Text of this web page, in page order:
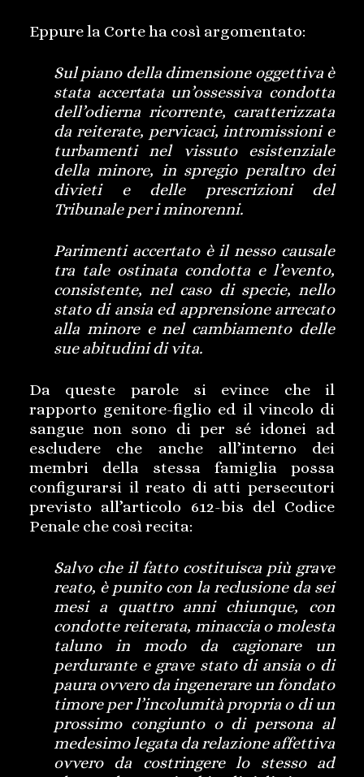
Eppure la Corte ha così argomentato:
Sul piano della dimensione oggettiva è
stata accertata un’ossessiva condotta
dell’odierna ricorrente, caratterizzata
da reiterate, pervicaci, intromissioni e
turbamenti nel vissuto esistenziale
della minore, in spregio peraltro dei
divieti e delle prescrizioni del
Tribunale per i minorenni.
Parimenti accertato è il nesso causale
tra tale ostinata condotta e l’evento,
consistente, nel caso di specie, nello
stato di ansia ed apprensione arrecato
alla minore e nel cambiamento delle
sue abitudini di vita.
Da queste parole si evince che il
rapporto genitore-figlio ed il vincolo di
sangue non sono di per sé idonei ad
escludere che anche all’interno dei
membri della stessa famiglia possa
configurarsi il reato di atti persecutori
previsto all’articolo 612-bis del Codice
Penale che così recita:
Salvo che il fatto costituisca più grave
reato, è punito con la reclusione da sei
mesi a quattro anni chiunque, con
condotte reiterata, minaccia o molesta
taluno in modo da cagionare un
perdurante e grave stato di ansia o di
paura ovvero da ingenerare un fondato
timore per l’incolumità propria o di un
prossimo congiunto o di persona al
medesimo legata da relazione affettiva
ovvero da costringere lo stesso ad